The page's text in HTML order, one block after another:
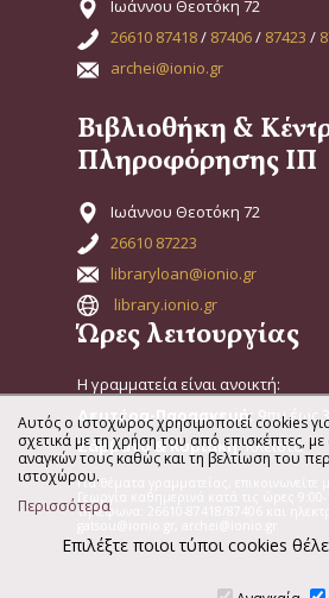
Ιωάννου Θεοτόκη 72
26610 87418/ 87406/ 87423 /
archei@ionio.gr
Βιβλιοθήκη &
Πληροφόρησης ΙΠ
Ιωάννου Θεοτόκη 72
26610 87223
libraryloan@ionio.gr
library.ionio.gr
Ώρες λειτουργίας
Η γραμματεία είναι ανοικτή:
Δευτέρα-Παρασκευή: 9πμ έως
Σάββατο & Κυριακή:Κλειστά
Για θέματα γραμματείας, επικοινωνείτε
τηλέφωνα: 26610-87418/87406 και
Αυτός ο ιστοχώρος χρησιμοποιεί cookies
σχετικά με τη χρήση του από επισκέπτες,
αναγκών τους καθώς και τη βελτίωση του
ιστοχώρου.
Περισσότερα
Επιλέξτε ποιοι τύποι cookies